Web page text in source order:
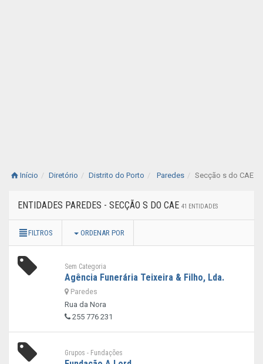
Início Diretório Distrito do Porto Paredes Secção s do CAE
ENTIDADES PAREDES - SECÇÃO S DO CAE 41 ENTIDADES
FILTROS ORDENAR POR
Sem Categoria
Agência Funerária Teixeira & Filho, Lda.
Paredes
Rua da Nora
255 776 231
Grupos - Fundações